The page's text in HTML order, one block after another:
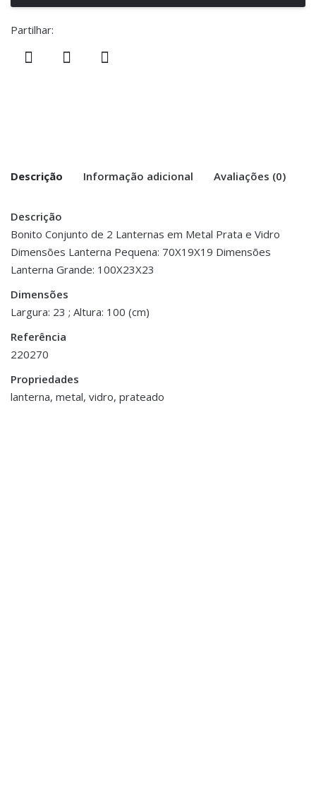
Partilhar:
Descrição Informação adicional Avaliações (0)
Descrição
Bonito Conjunto de 2 Lanternas em Metal Prata e Vidro
Dimensões Lanterna Pequena: 70X19X19 Dimensões
Lanterna Grande: 100X23X23
Dimensões
Largura: 23 ; Altura: 100 (cm)
Referência
220270
Propriedades
lanterna, metal, vidro, prateado
Peso 5 kg
Dimensões 23 × 23 × 100 cm
There are no reviews yet.
Be the first to review “Conjunto de
Lanternas”
conta/">logged in</a> to post a review.